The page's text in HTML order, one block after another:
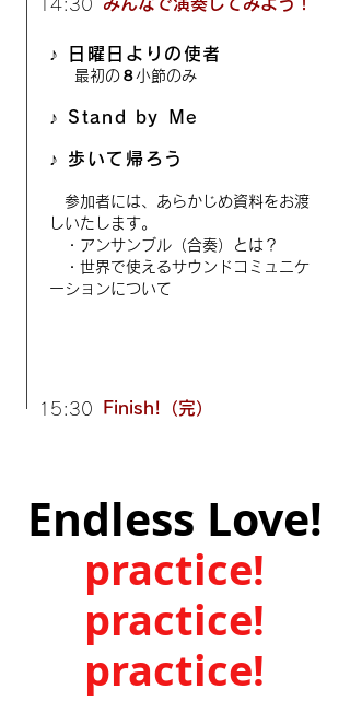
14:30
♪ 日曜日よりの使者
最初の８小節のみ
♪ Stand by Me
♪ 歩いて帰ろう
参加者には、あらかじめ資料をお渡
しいたします。
・ ​アンサンブル（合奏）とは？
・世界で使えるサウンドコミュニケ
ーションについて
15:30 Finish!（完）
Endless Love!
practice!
practice!
practice!